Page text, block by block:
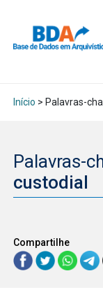
Início > Palavras-
Palavras-
custodial
Compartilhe